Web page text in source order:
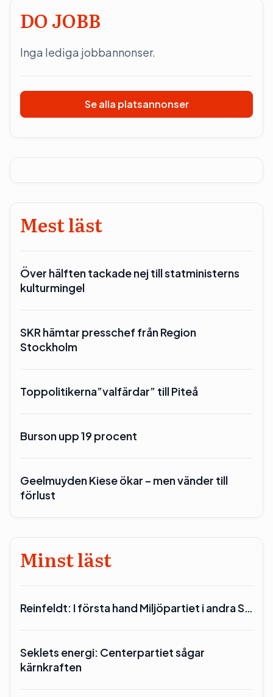
DO JOBB
Inga lediga jobbannonser.
Se alla platsannonser
Mest läst
Över hälften tackade nej till statministerns
kulturmingel
SKR hämtar presschef från Region
Stockholm
Toppolitikerna”valfärdar” till Piteå
Burson upp 19 procent
Geelmuyden Kiese ökar – men vänder till
förlust
Minst läst
Reinfeldt: I första hand Miljöpartiet i andra S…
Seklets energi: Centerpartiet sågar
kärnkraften